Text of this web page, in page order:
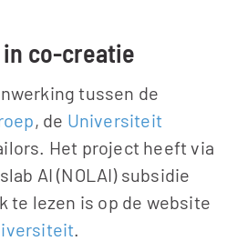
co-creatie
, de Universiteit
Het project heeft via
AI (NOLAI) subsidie
te lezen is op de website
.